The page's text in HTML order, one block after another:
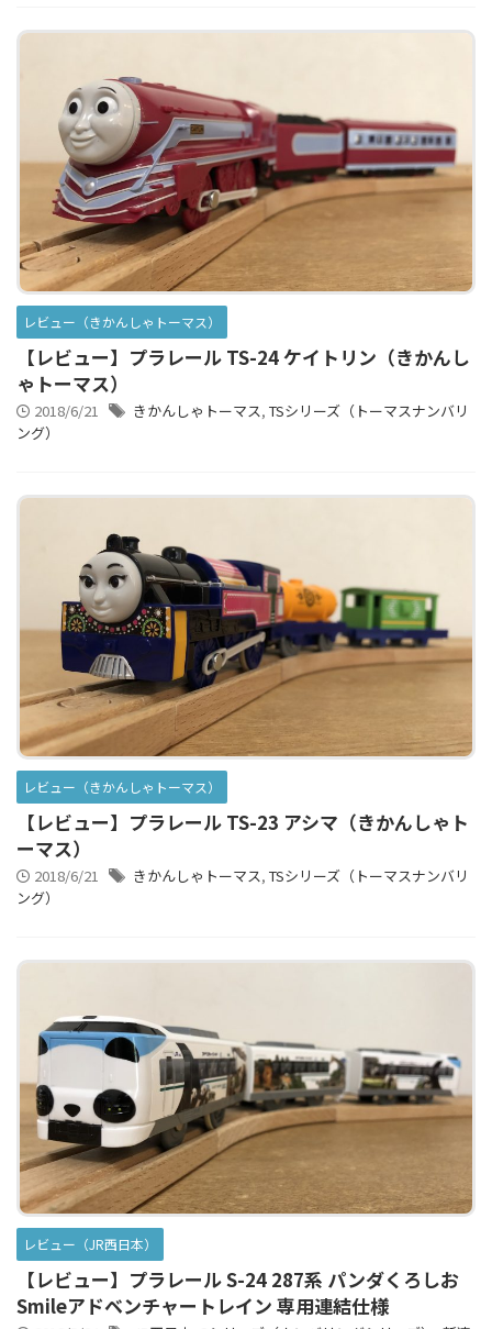
レビュー（きかんしゃトーマス）
【レビュー】プラレール TS-24 ケイトリン（きかんし
ゃトーマス）
2018/6/21 きかんしゃトーマス, TSシリーズ（トーマスナンバリ
ング）
レビュー（きかんしゃトーマス）
【レビュー】プラレール TS-23 アシマ（きかんしゃト
ーマス）
2018/6/21 きかんしゃトーマス, TSシリーズ（トーマスナンバリ
ング）
レビュー（JR西日本）
【レビュー】プラレール S-24 287系 パンダくろしお
Smileアドベンチャートレイン 専用連結仕様